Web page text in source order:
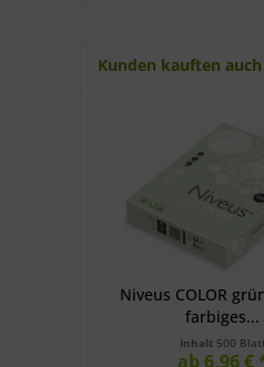
Kunden kauften auch
Niveus COLOR
farbiges...
Inhalt 500
ab 6,96 €